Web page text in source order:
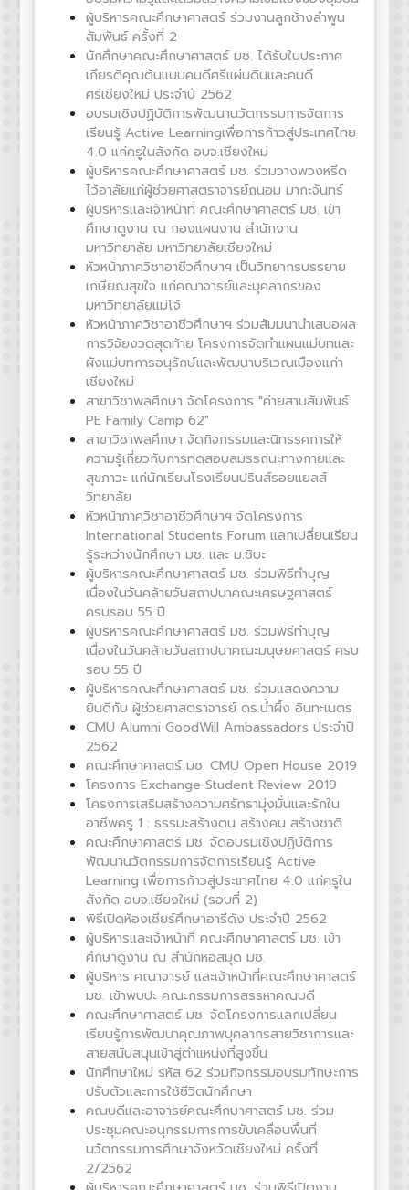
ผู้บริหารคณะศึกษาศาสตร์ ร่วมงานลูกช้างลำพูน
สัมพันธ์ ครั้งที่ 2
นักศึกษาคณะศึกษาศาสตร์ มช. ได้รับใบประกาศ
เกียรติคุณต้นแบบคนดีศรีแผ่นดินและคนดี
ศรีเชียงใหม่ ประจำปี 2562
อบรมเชิงปฏิบัติการพัฒนานวัตกรรมการจัดการ
เรียนรู้ Active Learningเพื่อการก้าวสู่ประเทศไทย
4.0 แก่ครูในสังกัด อบจ.เชียงใหม่
ผู้บริหารคณะศึกษาศาสตร์ มช. ร่วมวางพวงหรีด
ไว้อาลัยแก่ผู้ช่วยศาสตราจารย์ถนอม มากะจันทร์
ผู้บริหารและเจ้าหน้าที่ คณะศึกษาศาสตร์ มช. เข้า
ศึกษาดูงาน ณ กองแผนงาน สำนักงาน
มหาวิทยาลัย มหาวิทยาลัยเชียงใหม่
หัวหน้าภาควิชาอาชีวศึกษาฯ เป็นวิทยากรบรรยาย
เกษียณสุขใจ แก่คณาจารย์และบุคลากรของ
มหาวิทยาลัยแม่โจ้
หัวหน้าภาควิชาอาชีวศึกษาฯ ร่วมสัมมนานำเสนอผล
การวิจัยงวดสุดท้าย โครงการจัดทำแผนแม่บทและ
ผังแม่บทการอนุรักษ์และพัฒนาบริเวณเมืองแก่า
เชียงใหม่
สาขาวิชาพลศึกษา จัดโครงการ "ค่ายสานสัมพันธ์
PE Family Camp 62"
สาขาวิชาพลศึกษา จัดกิจกรรมและนิทรรศการให้
ความรู้เกี่ยวกับการทดสอบสมรรถนะทางกายและ
สุขภาวะ แก่นักเรียนโรงเรียนปรินส์รอยแยลส์
วิทยาลัย
หัวหน้าภาควิชาอาชีวศึกษาฯ จัดโครงการ
International Students Forum แลกเปลี่ยนเรียน
รู้ระหว่างนักศึกษา มช. และ ม.ชิบะ
ผู้บริหารคณะศึกษาศาสตร์ มช. ร่วมพิธีทำบุญ
เนื่องในวันคล้ายวันสถาปนาคณะเศรษฐศาสตร์
ครบรอบ 55 ปี
ผู้บริหารคณะศึกษาศาสตร์ มช. ร่วมพิธีทำบุญ
เนื่องในวันคล้ายวันสถาปนาคณะมนุษยศาสตร์ ครบ
รอบ 55 ปี
ผู้บริหารคณะศึกษาศาสตร์ มช. ร่วมแสดงความ
ยินดีกับ ผู้ช่วยศาสตราจารย์ ดร.น้ำผึ้ง อินทะเนตร
CMU Alumni GoodWill Ambassadors ประจำปี
2562
คณะศึกษาศาสตร์ มช. CMU Open House 2019
โครงการ Exchange Student Review 2019
โครงการเสริมสร้างความศรัทธามุ่งมั่นและรักใน
อาชีพครู 1 : ธรรมะสร้างตน สร้างคน สร้างชาติ
คณะศึกษาศาสตร์ มช. จัดอบรมเชิงปฏิบัติการ
พัฒนานวัตกรรมการจัดการเรียนรู้ Active
Learning เพื่อการก้าวสู่ประเทศไทย 4.0 แก่ครูใน
สังกัด อบจ.เชียงใหม่ (รอบที่ 2)
พิธีเปิดห้องเชียร์ศึกษาอารีดัง ประจำปี 2562
ผู้บริหารและเจ้าหน้าที่ คณะศึกษาศาสตร์ มช. เข้า
ศึกษาดูงาน ณ สำนักหอสมุด มช.
ผู้บริหาร คณาจารย์ และเจ้าหน้าที่คณะศึกษาศาสตร์
มช. เข้าพบปะ คณะกรรมการสรรหาคณบดี
คณะศึกษาศาสตร์ มช. จัดโครงการแลกเปลี่ยน
เรียนรู้การพัฒนาคุณภาพบุคลากรสายวิชาการและ
สายสนับสนุนเข้าสู่ตำแหน่งที่สูงขึ้น
นักศึกษาใหม่ รหัส 62 ร่วมกิจกรรมอบรมทักษะการ
ปรับตัวและการใช้ชีวิตนักศึกษา
คณบดีและอาจารย์คณะศึกษาศาสตร์ มช. ร่วม
ประชุมคณะอนุกรรมการการขับเคลื่อนพื้นที่
นวัตกรรมการศึกษาจังหวัดเชียงใหม่ ครั้งที่
2/2562